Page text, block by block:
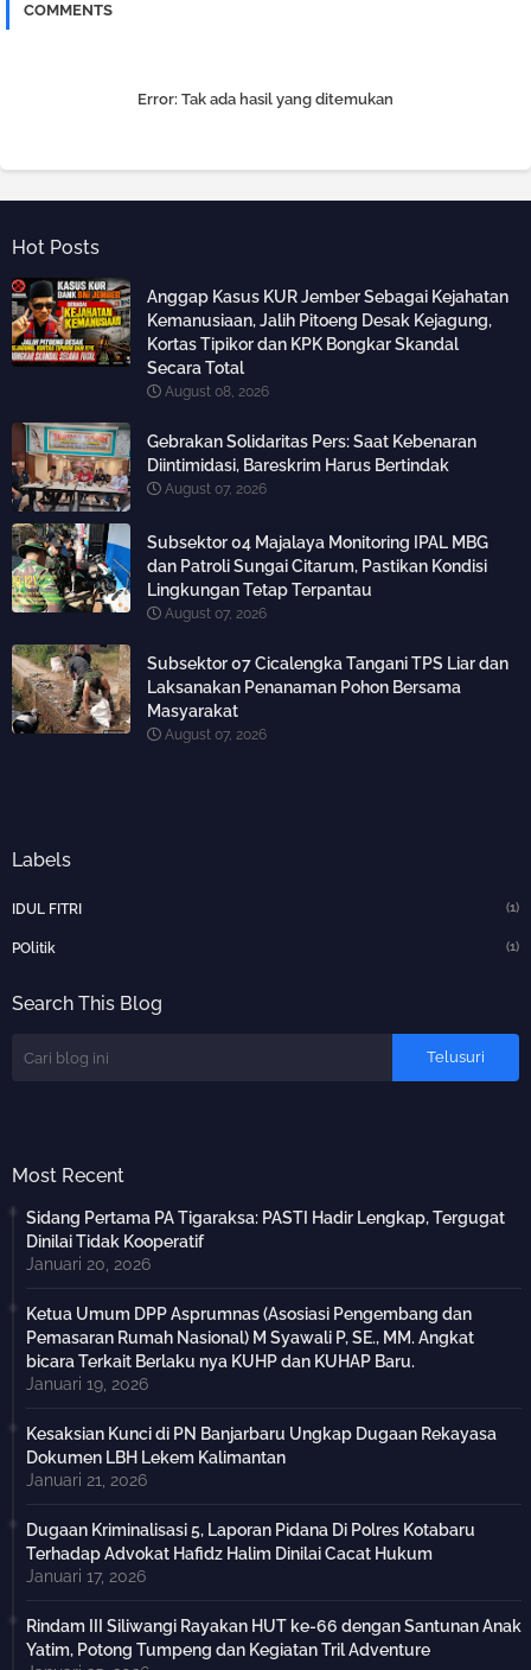
COMMENTS
Error: Tak ada hasil yang ditemukan
Hot Posts
Anggap Kasus KUR Jember Sebagai Kejahatan
Kemanusiaan, Jalih Pitoeng Desak Kejagung,
Kortas Tipikor dan KPK Bongkar Skandal
Secara Total
August 08, 2026
Gebrakan Solidaritas Pers: Saat Kebenaran
Diintimidasi, Bareskrim Harus Bertindak
August 07, 2026
Subsektor 04 Majalaya Monitoring IPAL MBG
dan Patroli Sungai Citarum, Pastikan Kondisi
Lingkungan Tetap Terpantau
August 07, 2026
Subsektor 07 Cicalengka Tangani TPS Liar dan
Laksanakan Penanaman Pohon Bersama
Masyarakat
August 07, 2026
Labels
IDUL FITRI (1)
POlitik (1)
Search This Blog
Most Recent
Sidang Pertama PA Tigaraksa: PASTI Hadir Lengkap, Tergugat
Dinilai Tidak Kooperatif
Januari 20, 2026
Ketua Umum DPP Asprumnas (Asosiasi Pengembang dan
Pemasaran Rumah Nasional) M Syawali P, SE., MM. Angkat
bicara Terkait Berlaku nya KUHP dan KUHAP Baru.
Januari 19, 2026
Kesaksian Kunci di PN Banjarbaru Ungkap Dugaan Rekayasa
Dokumen LBH Lekem Kalimantan
Januari 21, 2026
Dugaan Kriminalisasi 5, Laporan Pidana Di Polres Kotabaru
Terhadap Advokat Hafidz Halim Dinilai Cacat Hukum
Januari 17, 2026
Rindam III Siliwangi Rayakan HUT ke-66 dengan Santunan Anak
Yatim, Potong Tumpeng dan Kegiatan Tril Adventure